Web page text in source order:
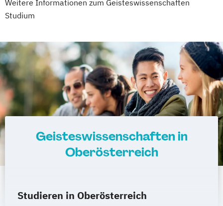
Weitere Informationen zum Geisteswissenschaften
Studium
Geisteswissenschaften in
Oberösterreich
Studieren in Oberösterreich